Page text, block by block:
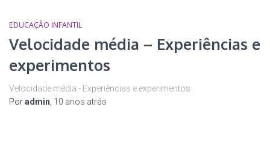
EDUCAÇÃO INFANTIL
Velocidade média – Experiências e
experimentos
Velocidade média - Experiências e experimentos
Poradmin 10 anos atrás